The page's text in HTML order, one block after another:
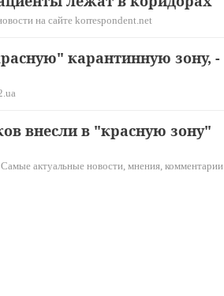
на сайте korrespondent.net
карантинную зону, -
внесли в "красную зону"
актуальные новости, мнения, комментарии